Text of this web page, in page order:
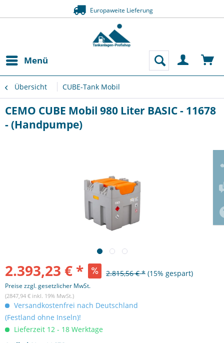
Europaweite Lieferung
Menü
Übersicht CUBE-Tank Mobil
CEMO CUBE Mobil 980 Liter BASIC - 11678
- (Handpumpe)
2.393,23 € * 2.815,56 € * (15% gespart)
Preise zzgl. gesetzlicher MwSt.
(2847,94 € inkl. 19% MwSt.)
Versandkostenfrei nach Deutschland
(Festland ohne Inseln)!
Lieferzeit 12 - 18 Werktage